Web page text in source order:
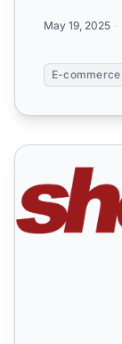
May 19, 2025
E-commerce
ShopSite